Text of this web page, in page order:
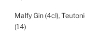
Malfy Gin (4cl),
(14)